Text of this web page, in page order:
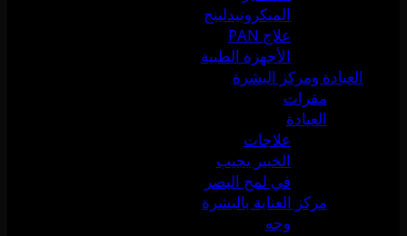
الميكرونيدلينج
علاج PAN
الأجهزة الطبية
العيادة ومركز البشرة
مقرات
العيادة
علاجات
الخبير يجيب
في لمح البصر
مركز العناية بالبشرة
وجه